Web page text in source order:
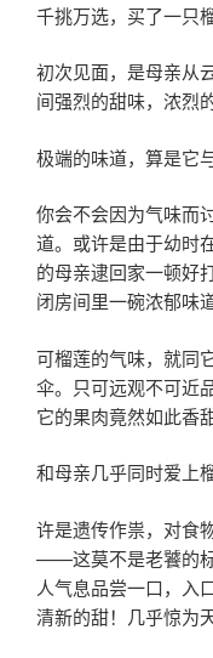
千挑万选，买了一只榴
初次见面，是母亲从
间强烈的甜味，浓烈
极端的味道，算是它
你会不会因为气味而
道。或许是由于幼时
的母亲逮回家一顿好
闭房间里一碗浓郁味
可榴莲的气味，就同
伞。只可远观不可近
它的果肉竟然如此香甜
和母亲几乎同时爱上
许是遗传作祟，对食
——这莫不是老饕的
人气息品尝一口，入
清新的甜！几乎惊为天